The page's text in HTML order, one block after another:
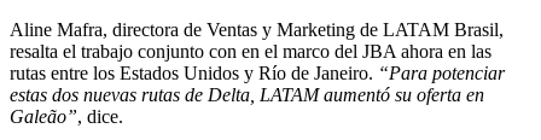
Aline Mafra, directora de Ventas y Marketing de LATAM Brasil,
resalta el trabajo conjunto con en el marco del JBA ahora en las
rutas entre los Estados Unidos y Río de Janeiro. “Para potenciar
estas dos nuevas rutas de Delta, LATAM aumentó su oferta en
Galeão”, dice.